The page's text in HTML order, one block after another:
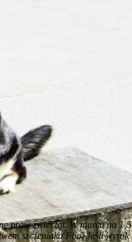
praw zwierząt. W marcu na 1,5
szczeniaka Fijo. Jeśli wyrok